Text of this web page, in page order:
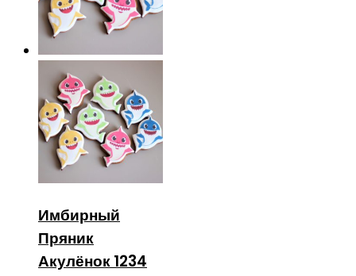
Имбирный
Пряник
Акулёнок 1234